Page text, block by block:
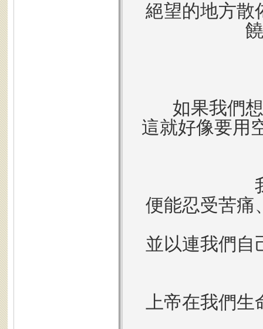
絕望的地方散
如果我們
這就好像要用
便能忍受苦痛
並以連我們自
上帝在我們生